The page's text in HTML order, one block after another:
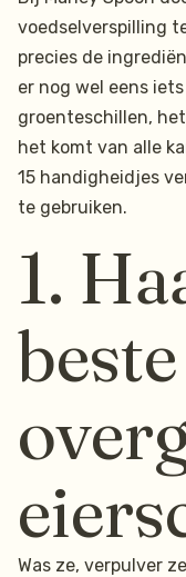
voedselverspilling
precies de
er nog wel eens
groenteschillen,
het komt van alle
15 handigheidjes
te gebruiken.
1.
Was ze, verpulver